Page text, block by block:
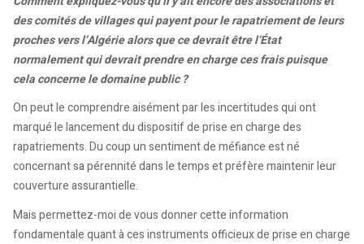
des comités de villages qui payent pour le rapatriement de leurs
proches vers l’Algérie alors que ce devrait être l’État
normalement qui devrait prendre en charge ces frais puisque
cela concerne le domaine public ?
On peut le comprendre aisément par les incertitudes qui ont
marqué le lancement du dispositif de prise en charge des
rapatriements. Du coup un sentiment de méfiance est né
concernant sa pérennité dans le temps et préfère maintenir leur
couverture assurantielle.
Mais permettez-moi de vous donner cette information
fondamentale quant à ces instruments officieux de prise en charge